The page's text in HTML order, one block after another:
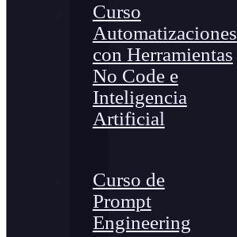
Curso
Automatizaciones
con Herramientas
No Code e
Inteligencia
Artificial
Curso de
Prompt
Engineering